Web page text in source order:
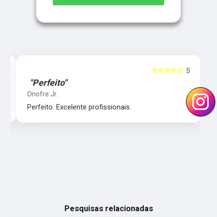
5
☆☆☆☆☆
"Perfeito"
Onofre Jr.
Perfeito. Excelente profissionais.
‹ ›
Pesquisas relacionadas